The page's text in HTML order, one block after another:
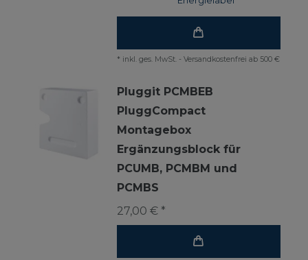
* inkl. ges. MwSt. - Versandkostenfrei ab 500 €
Pluggit PCMBEB
PluggCompact
Montagebox
Ergänzungsblock für
PCUMB, PCMBM und
PCMBS
27,00 € *